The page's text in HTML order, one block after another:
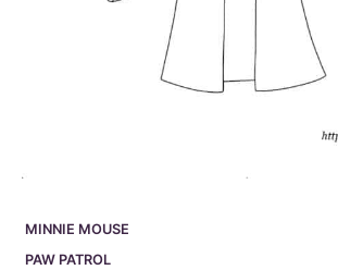
MINNIE MOUSE
PAW PATROL